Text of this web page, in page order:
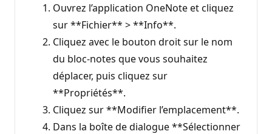
Ouvrez l’application OneNote et cliquez
sur **Fichier** > **Info**.
Cliquez avec le bouton droit sur le nom
du bloc-notes que vous souhaitez
déplacer, puis cliquez sur
**Propriétés**.
Cliquez sur **Modifier l’emplacement**.
Dans la boîte de dialogue **Sélectionner